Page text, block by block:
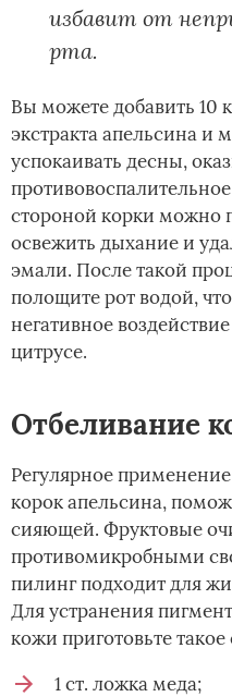
избавит от
рта.
Вы можете добавить 10
экстракта апельсина и
успокаивать десны,
стороной корки можно
освежить дыхание и
эмали. После такой
полощите рот водой,
негативное
цитрусе.
Отбеливание
Регулярное
корок апельсина,
сияющей. Фруктовые
противомикробными
пилинг подходит для
Для устранения
кожи приготовьте такое
1 ст. ложка меда;